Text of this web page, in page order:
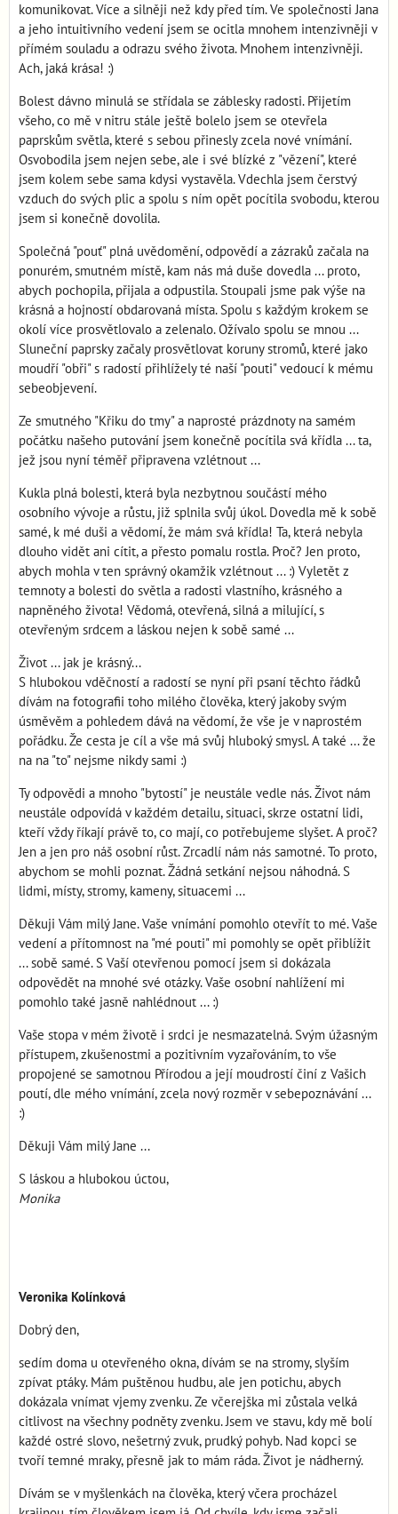
komunikovat. Více a silněji než kdy před tím. Ve společnosti Jana
a jeho intuitivního vedení jsem se ocitla mnohem intenzivněji v
přímém souladu a odrazu svého života. Mnohem intenzivněji.
Ach, jaká krása! :)
Bolest dávno minulá se střídala se záblesky radosti. Přijetím
všeho, co mě v nitru stále ještě bolelo jsem se otevřela
paprskům světla, které s sebou přinesly zcela nové vnímání.
Osvobodila jsem nejen sebe, ale i své blízké z "vězení", které
jsem kolem sebe sama kdysi vystavěla. Vdechla jsem čerstvý
vzduch do svých plic a spolu s ním opět pocítila svobodu, kterou
jsem si konečně dovolila.
Společná "pouť" plná uvědomění, odpovědí a zázraků začala na
ponurém, smutném místě, kam nás má duše dovedla ... proto,
abych pochopila, přijala a odpustila. Stoupali jsme pak výše na
krásná a hojností obdarovaná místa. Spolu s každým krokem se
okolí více prosvětlovalo a zelenalo. Ožívalo spolu se mnou ...
Sluneční paprsky začaly prosvětlovat koruny stromů, které jako
moudří "obři" s radostí přihlížely té naší "pouti" vedoucí k mému
sebeobjevení.
Ze smutného "Křiku do tmy" a naprosté prázdnoty na samém
počátku našeho putování jsem konečně pocítila svá křídla ... ta,
jež jsou nyní téměř připravena vzlétnout ...
Kukla plná bolesti, která byla nezbytnou součástí mého
osobního vývoje a růstu, již splnila svůj úkol. Dovedla mě k sobě
samé, k mé duši a vědomí, že mám svá křídla! Ta, která nebyla
dlouho vidět ani cítit, a přesto pomalu rostla. Proč? Jen proto,
abych mohla v ten správný okamžik vzlétnout ... :) Vyletět z
temnoty a bolesti do světla a radosti vlastního, krásného a
napněného života! Vědomá, otevřená, silná a milující, s
otevřeným srdcem a láskou nejen k sobě samé ...
Život ... jak je krásný...
S hlubokou vděčností a radostí se nyní při psaní těchto řádků
dívám na fotografii toho milého člověka, který jakoby svým
úsměvěm a pohledem dává na vědomí, že vše je v naprostém
pořádku. Že cesta je cíl a vše má svůj hluboký smysl. A také ... že
na na "to" nejsme nikdy sami :)
Ty odpovědi a mnoho "bytostí" je neustále vedle nás. Život nám
neustále odpovídá v každém detailu, situaci, skrze ostatní lidi,
kteří vždy říkají právě to, co mají, co potřebujeme slyšet. A proč?
Jen a jen pro náš osobní růst. Zrcadlí nám nás samotné. To proto,
abychom se mohli poznat. Žádná setkání nejsou náhodná. S
lidmi, místy, stromy, kameny, situacemi ...
Děkuji Vám milý Jane. Vaše vnímání pomohlo otevřít to mé. Vaše
vedení a přítomnost na "mé pouti" mi pomohly se opět přiblížit
... sobě samé. S Vaší otevřenou pomocí jsem si dokázala
odpovědět na mnohé své otázky. Vaše osobní nahlížení mi
pomohlo také jasně nahlédnout ... :)
Vaše stopa v mém životě i srdci je nesmazatelná. Svým úžasným
přístupem, zkušenostmi a pozitivním vyzařováním, to vše
propojené se samotnou Přírodou a její moudrostí činí z Vašich
poutí, dle mého vnímání, zcela nový rozměr v sebepoznávání ...
:)
Děkuji Vám milý Jane ...
S láskou a hlubokou úctou,
Monika
Veronika Kolínková
Dobrý den,
sedím doma u otevřeného okna, dívám se na stromy, slyším
zpívat ptáky. Mám puštěnou hudbu, ale jen potichu, abych
dokázala vnímat vjemy zvenku. Ze včerejška mi zůstala velká
citlivost na všechny podněty zvenku. Jsem ve stavu, kdy mě bolí
každé ostré slovo, nešetrný zvuk, prudký pohyb. Nad kopci se
tvoří temné mraky, přesně jak to mám ráda. Život je nádherný.
Dívám se v myšlenkách na člověka, který včera procházel